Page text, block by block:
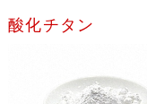
酸化チタン